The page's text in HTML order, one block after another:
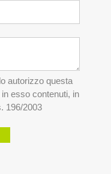
autorizzo questa
esso contenuti, in
196/2003